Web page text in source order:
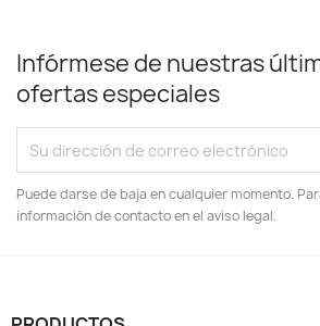
Infórmese de nuestras
ofertas especiales
Puede darse de baja en cualquier momento.
información de contacto en el aviso legal.